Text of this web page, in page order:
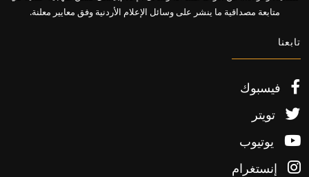
متابعة مصداقية ما ينشر على وسائل الإعلام الأردنية وفق معايير معلنة.
تابعنا
فيسبوك
تويتر
يوتيوب
إنستغرام